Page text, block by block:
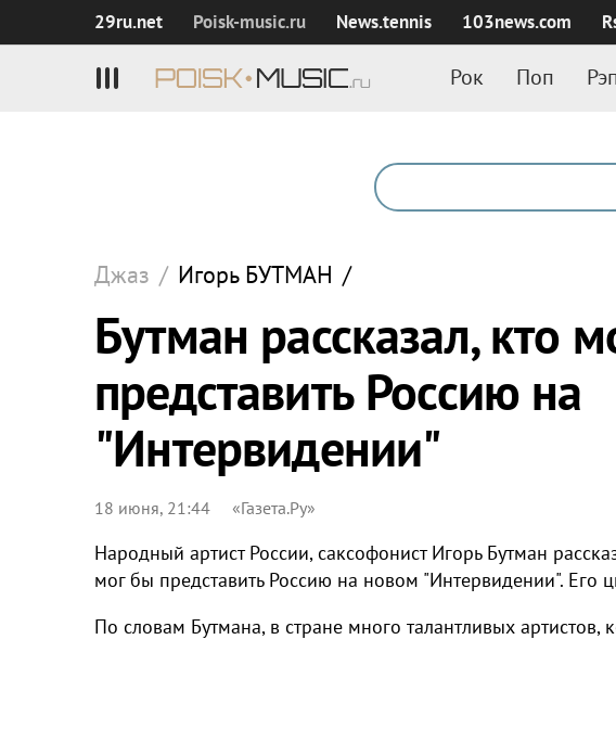
29ru.net Poisk‑music.ru News.tennis 103news.com
Рок Поп
Джаз / Игорь БУТМАН /
Бутман рассказал, кто
представить Россию на
"Интервидении"
18 июня, 21:44 «Газета.Ру»
Народный артист России, саксофонист Игорь Бутман
мог бы представить Россию на новом "Интервидении". Его
По словам Бутмана, в стране много талантливых артистов,